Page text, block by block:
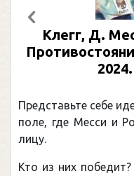
Клегг, Д.
Представьте себе
поле, где Месси и
лицу.
Кто из них
Предыдущий